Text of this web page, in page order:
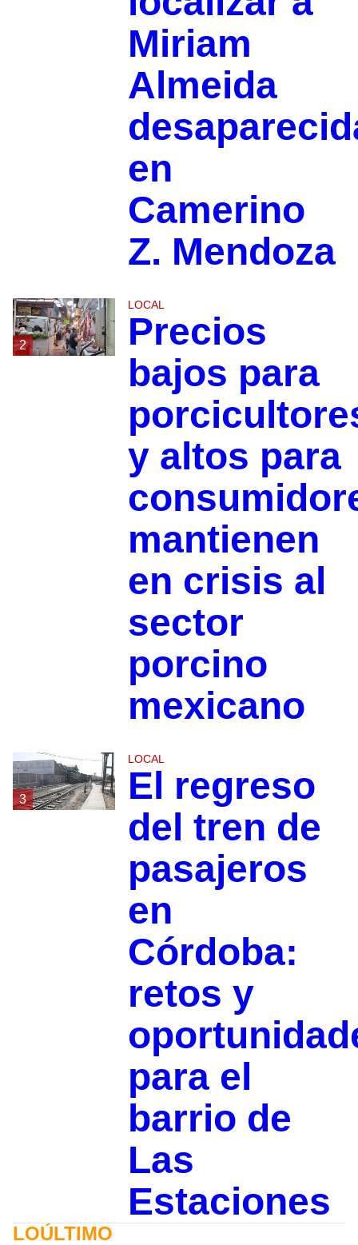
Miriam
Almeida
en
Camerino
Z. Mendoza
2
LOCAL
Precios
bajos para
y altos para
mantienen
en crisis al
sector
porcino
mexicano
3
LOCAL
El regreso
del tren de
pasajeros
en
Córdoba:
retos y
para el
barrio de
Las
Estaciones
LOÚLTIMO